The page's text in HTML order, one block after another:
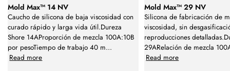
Mold Max™ 14 NV
Caucho de silicona de baja viscosidad con
curado rápido y larga vida útil.Dureza
Shore 14AProporción de mezcla 100A:10B
por pesoTiempo de trabajo 40 m...
Read more
Mold Max™ 29 NV
Silicona de fabricación de
viscosidad, sin
reproducciones
29ARelación de mezcla
Read more